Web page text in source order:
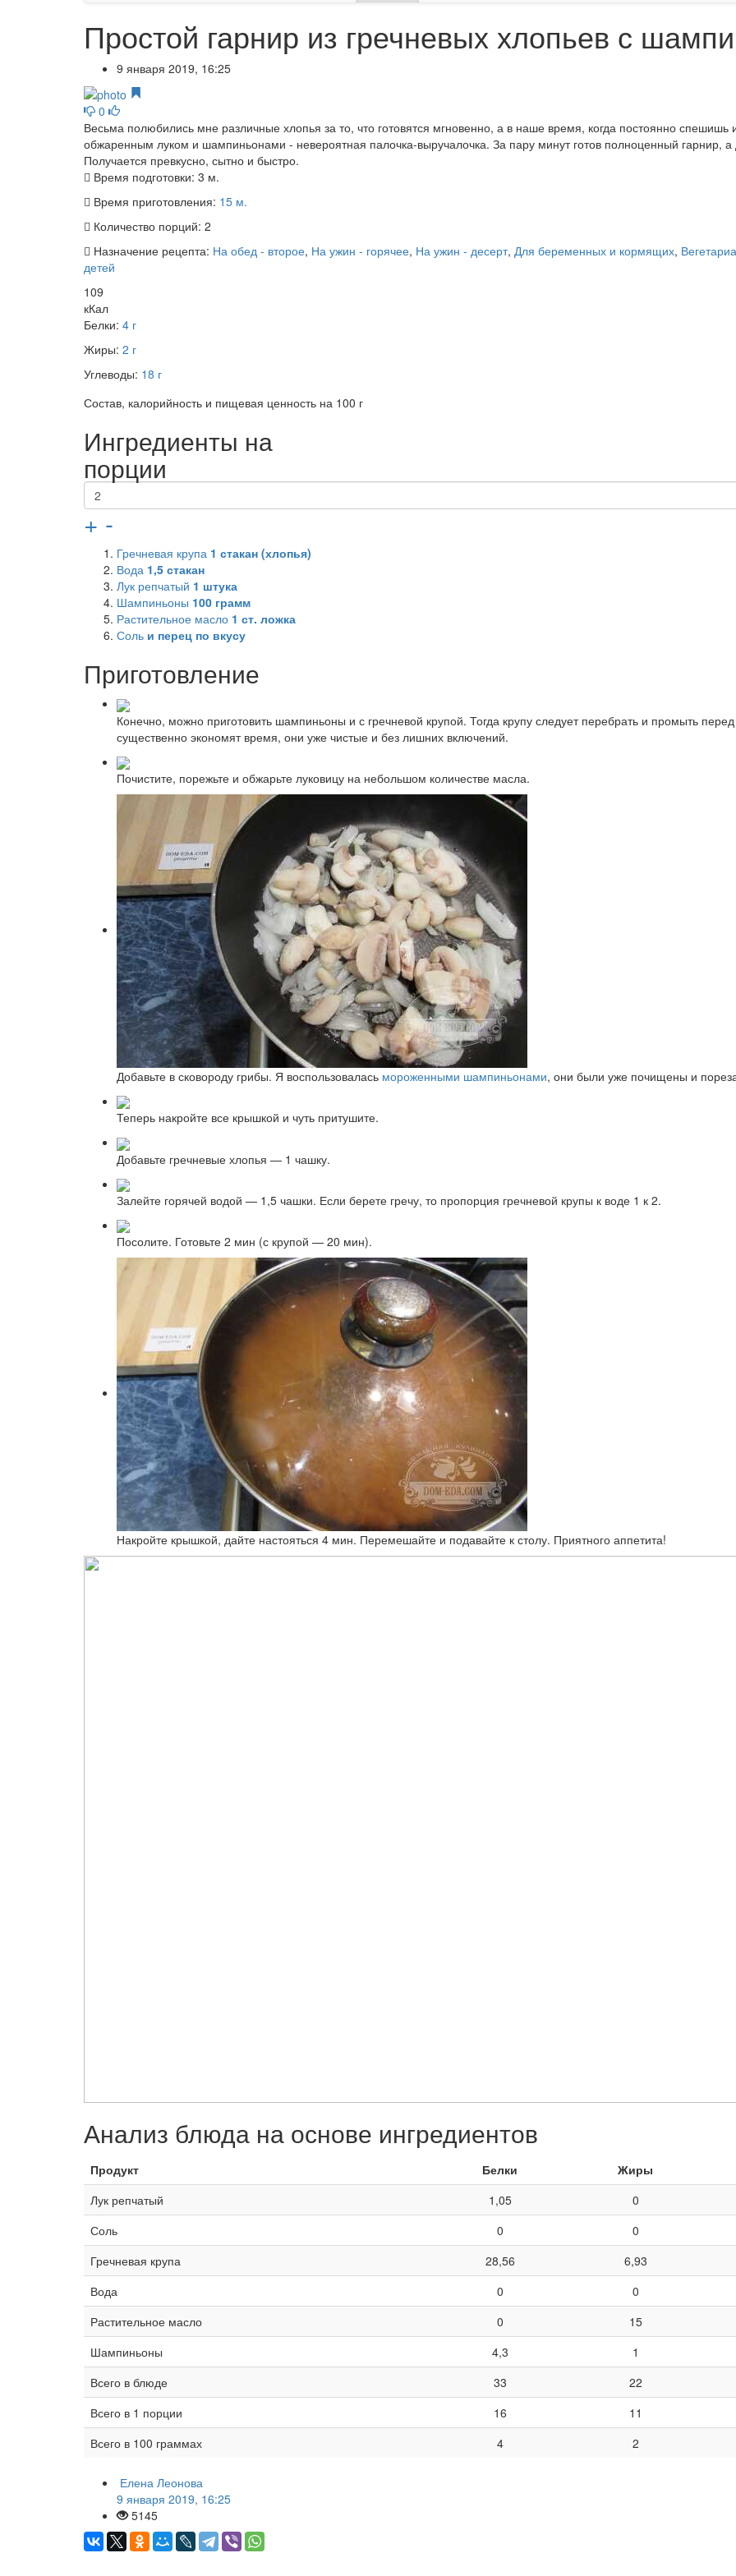
Простой гарнир из гречневых хлопьев с
9 января 2019, 16:25
0
Весьма полюбились мне различные хлопья за то, что готовятся мгновенно, а в наше время, когда постоянно
обжаренным луком и шампиньонами - невероятная палочка-выручалочка. За пару минут готов полноценный гарнир,
Получается превкусно, сытно и быстро.
Время подготовки: 3 м.
Время приготовления: 15 м.
Количество порций: 2
Назначение рецепта: На обед - второе, На ужин - горячее, На ужин - десерт, Для беременных и кормящих,
детей
109
кКал
Белки: 4 г
Жиры: 2 г
Углеводы: 18 г
Состав, калорийность и пищевая ценность на 100 г
Ингредиенты на
порции
+ -
Гречневая крупа 1 стакан (хлопья)
Вода 1,5 стакан
Лук репчатый 1 штука
Шампиньоны 100 грамм
Растительное масло 1 ст. ложка
Соль и перец по вкусу
Приготовление
Конечно, можно приготовить шампиньоны и с гречневой крупой. Тогда крупу следует перебрать и промыть
существенно экономят время, они уже чистые и без лишних включений.
Почистите, порежьте и обжарьте луковицу на небольшом количестве масла.
Добавьте в сковороду грибы. Я воспользовалась мороженными шампиньонами, они были уже почищены и
Теперь накройте все крышкой и чуть притушите.
Добавьте гречневые хлопья — 1 чашку.
Залейте горячей водой — 1,5 чашки. Если берете гречу, то пропорция гречневой крупы к воде 1 к 2.
Посолите. Готовьте 2 мин (с крупой — 20 мин).
Накройте крышкой, дайте настояться 4 мин. Перемешайте и подавайте к столу. Приятного аппетита!
Анализ блюда на основе ингредиентов
Продукт Белки
Жиры
Лук репчатый
1,05
0
Соль
0
0
Гречневая крупа
28,56
6,93
Вода
0
0
Растительное масло
0
15
Шампиньоны
4,3
1
Всего в блюде
33
22
Всего в 1 порции
16
11
Всего в 100 граммах
4 2
Елена Леонова
9 января 2019, 16:25
5145